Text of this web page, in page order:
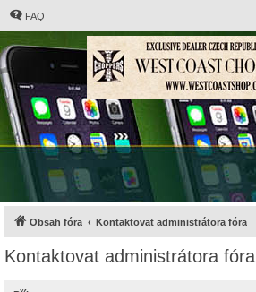
FAQ
Obsah fóra Kontaktovat administrátora fóra
Kontaktovat administrátora fóra